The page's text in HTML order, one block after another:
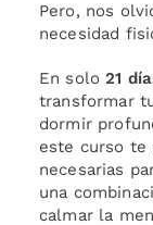
Pero, nos
necesidad
En solo21
transformar
dormir
este curso te
necesarias
una
calmar la